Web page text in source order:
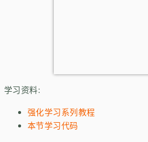
学习资料:
强化学习系列教程
本节学习代码